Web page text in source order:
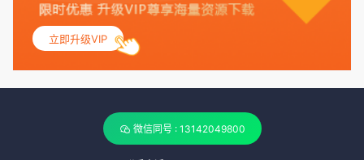
立即升级VIP
微信同号 : 13142049800